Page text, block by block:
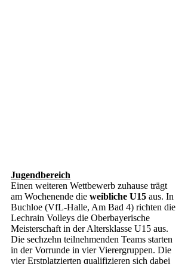
Jugendbereich
Einen weiteren Wettbewerb zuhause trägt
am Wochenende die weibliche U15 aus. In
Buchloe (VfL-Halle, Am Bad 4) richten die
Lechrain Volleys die Oberbayerische
Meisterschaft in der Altersklasse U15 aus.
Die sechzehn teilnehmenden Teams starten
in der Vorrunde in vier Vierergruppen. Die
vier Erstplatzierten qualifizieren sich dabei